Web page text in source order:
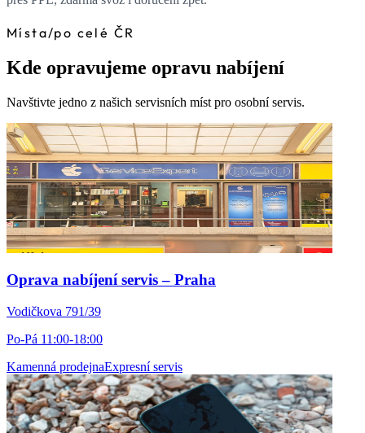
Místa/po celé ČR
Kde opravujeme opravu nabíjení
Navštivte jedno z našich servisních míst pro osobní servis.
Oprava nabíjení servis – Praha
Vodičkova 791/39
Po-Pá 11:00-18:00
Kamenná prodejnaExpresní servis